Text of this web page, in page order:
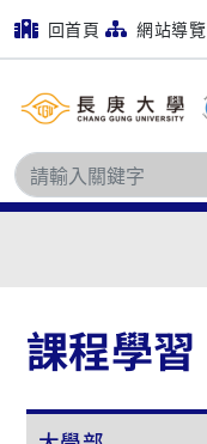
回首頁 網站導覽
課程學習